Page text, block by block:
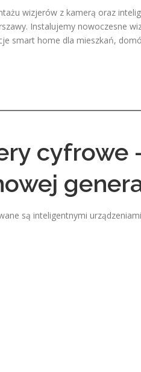
wizjerów z kamerą oraz
Instalujemy nowoczesne
smart home dla mieszkań,
cyfrowe
są inteligentnymi